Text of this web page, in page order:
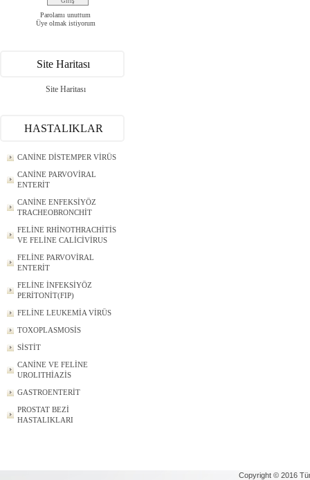
Parolamı unuttum
Üye olmak istiyorum
Site Haritası
Site Haritası
HASTALIKLAR
CANİNE DİSTEMPER VİRÜS
CANİNE PARVOVİRAL
ENTERİT
CANİNE ENFEKSİYÖZ
TRACHEOBRONCHİT
FELİNE RHİNOTHRACHİTİS
VE FELİNE CALİCİVİRUS
FELİNE PARVOVİRAL
ENTERİT
FELİNE İNFEKSİYÖZ
PERİTONİT(FIP)
FELİNE LEUKEMİA VİRÜS
TOXOPLASMOSİS
SİSTİT
CANİNE VE FELİNE
UROLITHİAZİS
GASTROENTERİT
PROSTAT BEZİ
HASTALIKLARI
Copyright © 2016